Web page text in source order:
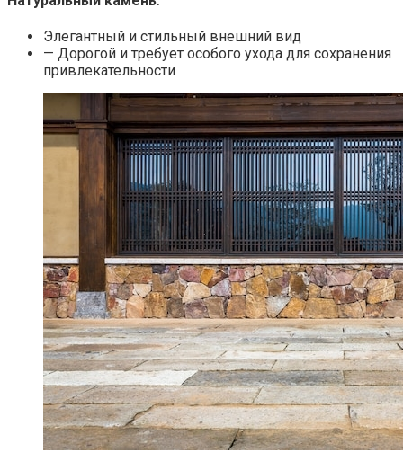
Элегантный и стильный внешний вид
— Дорогой и требует особого ухода для сохранения
привлекательности